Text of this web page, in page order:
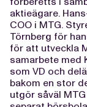
aktieägare.
COO i MTG.
Törnberg för
för att utveckla
samarbete med
som VD och
bakom en stor
utgör såväl